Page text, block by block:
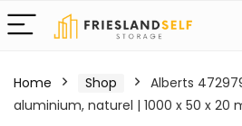
Home Shop
Alberts
aluminium, naturel | 1000 x 50 x 20